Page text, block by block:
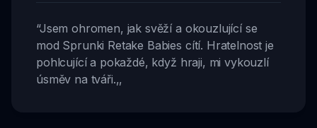
“Jsem ohromen, jak svěží a okouzlující se
mod Sprunki Retake Babies cítí. Hratelnost je
pohlcující a pokaždé, když hraji, mi vykouzlí
úsměv na tváři.,,